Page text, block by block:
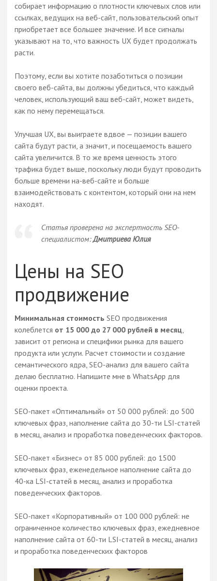
собирает информацию о плотности ключевых слов или
ссылках, ведущих на веб-сайт, пользовательский опыт
приобретает все большее значение. И все сигналы
указывают на то, что важность UX будет продолжать
расти.
Поэтому, если вы хотите позаботиться о позиции
своего веб-сайта, вы должны убедиться, что каждый
человек, использующий ваш веб-сайт, может видеть,
как по нему перемещаться.
Улучшая UX, вы выиграете вдвое — позиции вашего
сайта будут расти, а значит, и посещаемость вашего
сайта увеличится. В то же время ценность этого
трафика будет выше, поскольку люди будут проводить
больше времени на-веб-сайте и больше
взаимодействовать с контентом, который они на нем
находят.
Статья проверена на экспертность SEO-
специалистом:Дмитриева Юлия
Цены на SEO
продвижение
Минимальная стоимость SEO продвижения
колеблется от 15 000 до 27 000 рублей в месяц
зависит от региона и специфики рынка для вашего
продукта или услуги. Расчет стоимости и создание
семантического ядра, SEO-анализ для вашего сайта
делаю бесплатно. Напишите мне в WhatsApp для
оценки проекта.
SEO-пакет «Оптимальный» от 50 000 рублей: до 500
ключевых фраз, наполнение сайта до 30-ти LSI-статей
в месяц, анализ и проработка поведенческих факторов.
SEO-пакет «Бизнес» от 85 000 рублей: до 1500
ключевых фраз, еженедельное наполнение сайта до
40-ка LSI-статей в месяц, анализ и проработка
поведенческих факторов.
SEO-пакет «Корпоративный» от 100 000 рублей: не
ограниченное количество ключевых фраз, ежедневное
наполнение сайта от 60-ти LSI-статей в месяц, анализ
и проработка поведенческих факторов